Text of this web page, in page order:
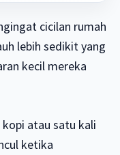
cicilan rumah
lebih sedikit yang
kecil mereka
kopi atau satu kali
ketika